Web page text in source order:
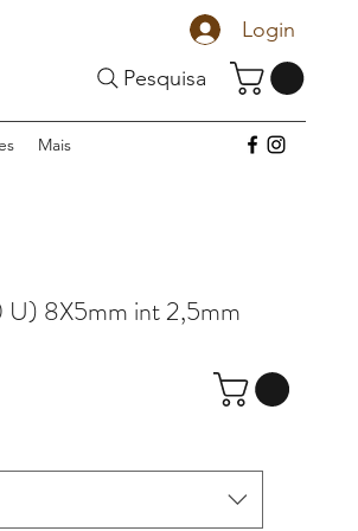
Login
Pesquisa
Mais
8X5mm int 2,5mm